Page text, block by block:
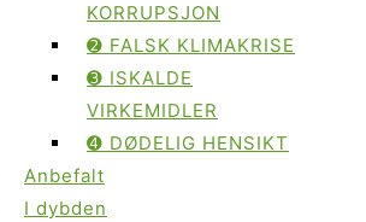
KORRUPSJON
➋ FALSK KLIMAKRISE
➌ ISKALDE
VIRKEMIDLER
➍ DØDELIG HENSIKT
Anbefalt
I dybden